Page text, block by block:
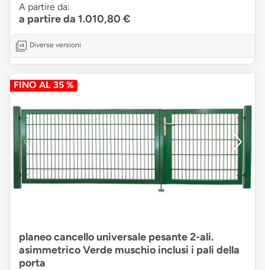
A partire da:
a partire da 1.010,80 €
Diverse versioni
FINO AL 35 %
planeo cancello universale pesante 2-ali.
asimmetrico Verde muschio inclusi i pali della
porta